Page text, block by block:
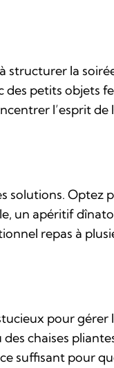
la
des petits objets
l’esprit
solutions. Optez
un apéritif
repas à
pour gérer
chaises
suffisant pour